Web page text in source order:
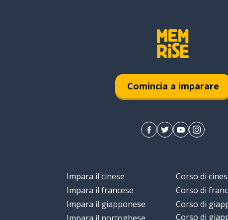
Comincia a imparare
Impara il cinese
Impara il francese
Impara il giapponese
Corso di
Corso di
Corso di
Corso di